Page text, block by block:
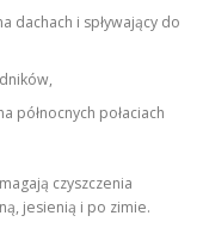
dachach i spływający do
północnych połaciach
czyszczenia
jesienią i po zimie.